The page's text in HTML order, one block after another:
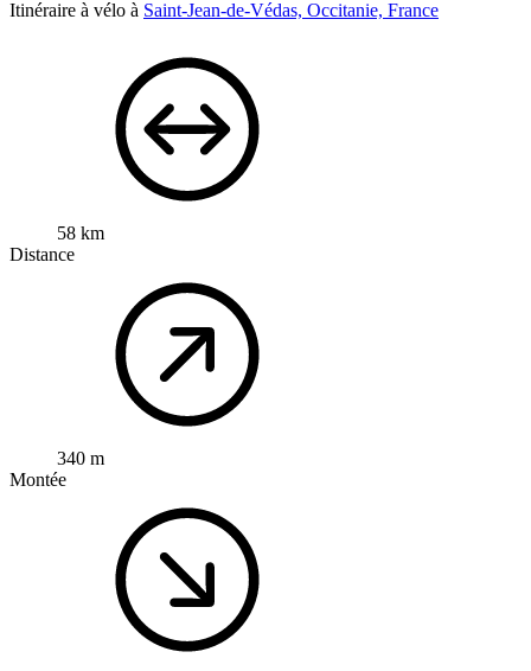
Itinéraire à vélo à Saint-Jean-de-Védas, Occitanie, France
58 km
Distance
340 m
Montée